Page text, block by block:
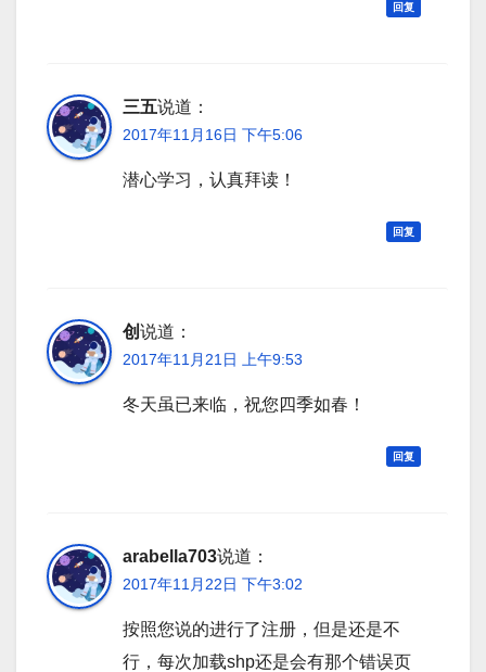
回复
三五说道：
2017年11月16日 下午5:06
潜心学习，认真拜读！
回复
创说道：
2017年11月21日 上午9:53
冬天虽已来临，祝您四季如春！
回复
arabella703说道：
2017年11月22日 下午3:02
按照您说的进行了注册，但是还是不
行，每次加载shp还是会有那个错误页